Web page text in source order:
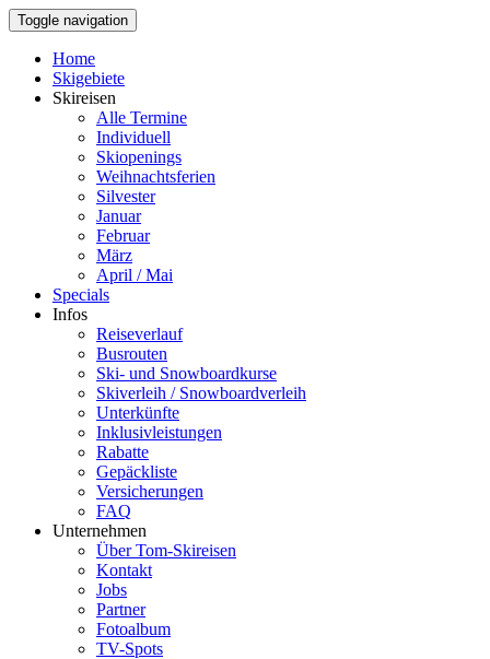
Toggle navigation
Home
Skigebiete
Skireisen
Alle Termine
Individuell
Skiopenings
Weihnachtsferien
Silvester
Januar
Februar
März
April / Mai
Specials
Infos
Reiseverlauf
Busrouten
Ski- und Snowboardkurse
Skiverleih / Snowboardverleih
Unterkünfte
Inklusivleistungen
Rabatte
Gepäckliste
Versicherungen
FAQ
Unternehmen
Über Tom-Skireisen
Kontakt
Jobs
Partner
Fotoalbum
TV-Spots